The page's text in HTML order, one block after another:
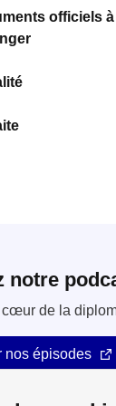
officiels à
notre
de la
nos épisodes